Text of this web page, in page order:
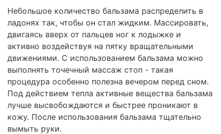
Небольшое количество бальзама распределить в
ладонях так, чтобы он стал жидким. Массировать,
двигаясь вверх от пальцев ног к лодыжке и
активно воздействуя на пятку вращательными
движениями. С использованием бальзама можно
выполнять точечный массаж стоп - такая
процедура особенно полезна вечером перед сном.
Под действием тепла активные вещества бальзама
лучше высвобождаются и быстрее проникают в
кожу. После использования бальзама тщательно
вымыть руки.